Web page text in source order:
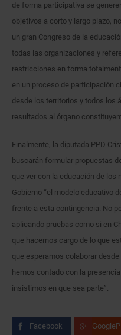
de forma participativa se
objetivos a corto y largo plazo,
un gran Congreso de la
todas las organizaciones y
restricciones en forma
en un proceso de participación
desde los territorios y todos los
resultados al órgano
Finalmente, la diputada PPD
buscarán formular propuestas
que ver con la educación de los
Gobierno “el modelo educativo
frente a esta contingencia. No
aplicando pruebas como si en
que hacernos cargo de lo que
que esperamos colaborar
hemos contado con la
insistimos en que sea parte”.
Facebook